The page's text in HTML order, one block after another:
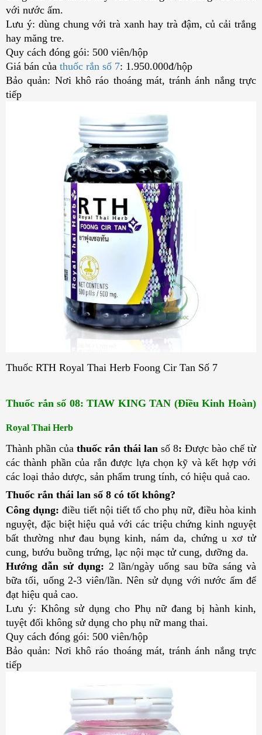
với nước ấm.
Lưu ý: dùng chung với trà xanh hay trà đậm, củ cải trắng
hay măng tre.
Quy cách đóng gói: 500 viên/hộp
Giá bán của thuốc rắn số 7: 1.950.000đ/hộp
Bảo quản: Nơi khô ráo thoáng mát, tránh ánh nắng trực
tiếp
Thuốc RTH Royal Thai Herb Foong Cir Tan Số 7
Royal Thai Herb
Thành phần của thuốc rắn thái lan số 8: Được bào chế từ
các thành phần của rắn được lựa chọn kỹ và kết hợp với
các loại thảo dược, sản phẩm trung tính, có hiệu quả cao.
Thuốc rắn thái lan số 8 có tốt không?
Công dụng: điều tiết nội tiết tố cho phụ nữ, điều hòa kinh
nguyệt, đặc biệt hiệu quả với các triệu chứng kinh nguyệt
bất thường như đau bụng kinh, nám da, chứng u xơ tử
cung, bướu buồng trứng, lạc nội mạc tử cung, dưỡng da.
Hướng dẫn sử dụng: 2 lần/ngày uống sau bữa sáng và
bữa tối, uống 2-3 viên/lần. Nên sử dụng với nước ấm để
đạt hiệu quả cao.
Lưu ý: Không sử dụng cho Phụ nữ đang bị hành kinh,
tuyệt đối không sử dụng cho phụ nữ mang thai.
Quy cách đóng gói: 500 viên/hộp
Bảo quản: Nơi khô ráo thoáng mát, tránh ánh nắng trực
tiếp